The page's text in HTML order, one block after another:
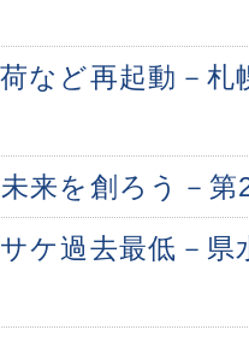
など再起動－
来を創ろう－
ケ過去最低－